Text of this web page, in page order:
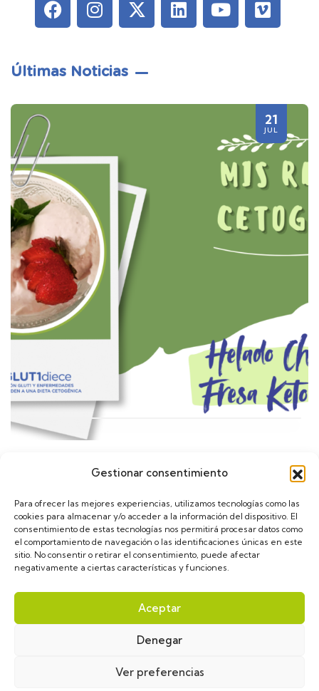
Gestionar consentimiento
Para ofrecer las mejores experiencias, utilizamos tecnologías como las
cookies para almacenar y/o acceder a la información del dispositivo. El
consentimiento de estas tecnologías nos permitirá procesar datos como
el comportamiento de navegación o las identificaciones únicas en este
sitio. No consentir o retirar el consentimiento, puede afectar
negativamente a ciertas características y funciones.
Aceptar
Denegar
Ver preferencias
Últimas Noticias
21
JUL
asGLUT1diece © 2024. Diseñado porVulpeTI. Todos
los derechos reservados.
Política de privacidad
Política de cookies